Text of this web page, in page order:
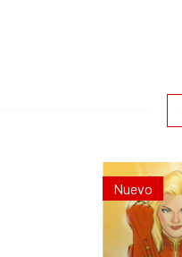
Nuevo